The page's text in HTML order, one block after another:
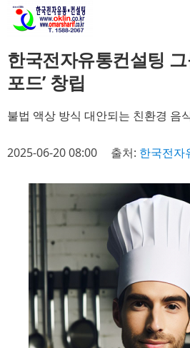
한국전자유통컨설팅
포드’ 창립
불법 액상 방식 대안되는 친환경 음
2025-06-20 08:00 출처: 한국전자